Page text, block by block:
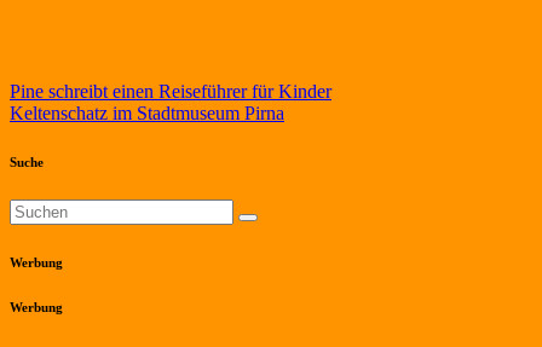
Beitragsnavigation
Pine schreibt einen Reiseführer für Kinder
Keltenschatz im Stadtmuseum Pirna
Suche
Werbung
Werbung